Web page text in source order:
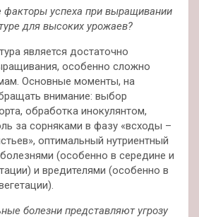
успеха при выращивании
для высоких урожаев?
является достаточно
особенно сложно
Основные моменты, на
внимание: выбор
обработка инокулянтом,
за сорняками в фазу «всходы –
оптимальный нутриентный
(особенно в середине и
и вредителями (особенно в
болезни представляют угрозу